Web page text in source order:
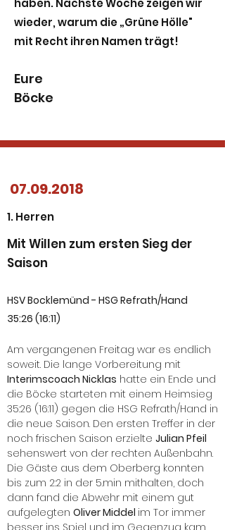
haben. Nächste Woche zeigen wir
wieder, warum die „Grüne Hölle"
mit Recht ihren Namen trägt!
Eure
Böcke
07.09.2018
1. Herren
Mit Willen zum ersten Sieg der
Saison
HSV Bocklemünd - HSG Refrath/Hand
35:26 (16:11)
Am vergangenen Freitag war es endlich
soweit. Die lange Vorbereitung mit
Interimscoach Nicklas hatte ein Ende und
die Böcke starteten mit einem Heimsieg
35:26 (16:11) gegen die HSG Refrath/Hand in
die neue Saison. Den ersten Treffer in der
noch frischen Saison erzielte Julian Pfeil
sehenswert von der rechten Außenbahn.
Die Gäste aus dem Oberberg konnten
bis zum 2:2 in der 5.min mithalten, doch
dann fand die Abwehr mit einem gut
aufgelegten Oliver Middel im Tor immer
besser ins Spiel und im Gegenzug kam